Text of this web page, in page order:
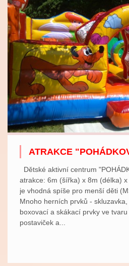
ATRAKCE
Dětské aktivní centrum
atrakce: 6m (šířka) x 8m
je vhodná spíše pro menší děti
Mnoho herních prvků - skluzavka,
boxovací a skákací prvky ve
postaviček a...